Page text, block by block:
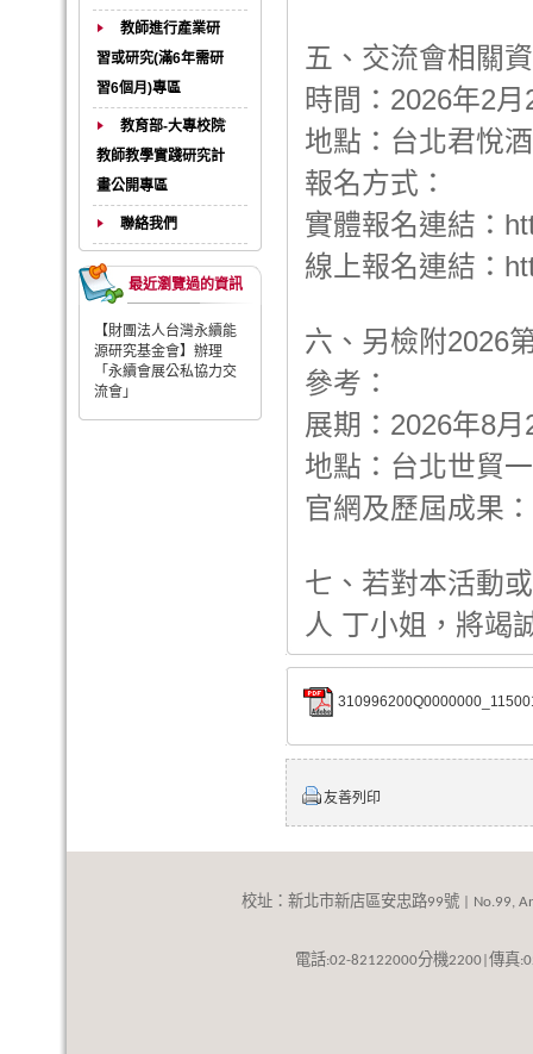
教師進行產業研
習或研究(滿6年需研
習6個月)專區
教育部-大專校院
教師教學實踐研究計
畫公開專區
聯絡我們
最近瀏覽過的資訊
【財團法人台灣永續能
源研究基金會】辦理
「永續會展公私協力交
流會」
五、交流會相關
時間：2026年2
地點：台北君悅
報名方式：
實體報名連結：
線上報名連結：
六、另檢附2026
參考：
展期：2026年8
地點：台北世貿
官網及歷屆成果
七、若對本活動
人 丁小姐，將竭
友善列印
校址：新北市新店區安忠路99號 | No.99,
電話:02-82122000分機2200| 傳真